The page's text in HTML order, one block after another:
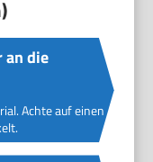
an die
Achte auf einen